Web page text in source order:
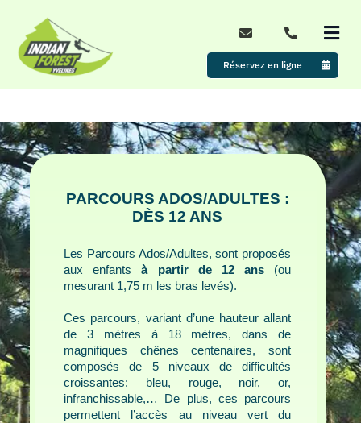
contenu
Le parc
Tarifs & Horaires d’ouverture
Actualités
Contact
Réservez en ligne
PARCOURS ADOS/ADULTES :
DÈS 12 ANS
Les Parcours Ados/Adultes, sont proposés
aux enfantsà partir de 12 ans (ou
mesurant 1,75 m les bras levés).
Ces parcours, variant d’une hauteur allant
de 3 mètres à 18 mètres, dans de
magnifiques chênes centenaires, sont
composés de 5 niveaux de difficultés
croissantes: bleu, rouge, noir, or,
infranchissable,… De plus, ces parcours
permettent l’accès au niveau vert du